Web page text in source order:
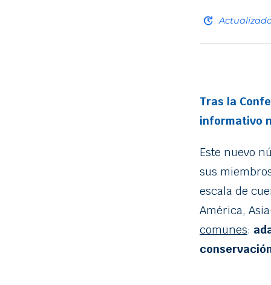
update
Tras la
informativo
Este nuevo
sus
escala de
América,
comunes: